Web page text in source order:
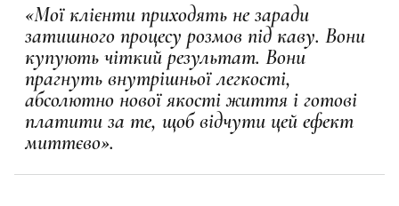
«Мої клієнти приходять не заради
затишного процесу розмов під каву. Вони
купують чіткий результат. Вони
прагнуть внутрішньої легкості,
абсолютно нової якості життя і готові
платити за те, щоб відчути цей ефект
миттєво».